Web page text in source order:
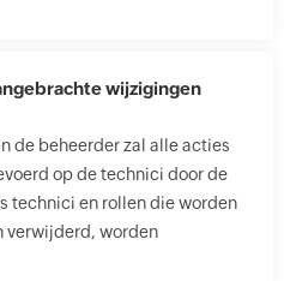
wijzigingen
de beheerder zal alle acties
op de technici door de
technici en rollen die worden
verwijderd, worden